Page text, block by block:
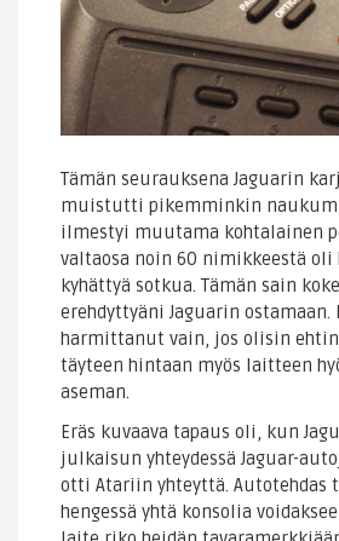
Tämän seurauksena Jaguarin
muistutti pikemminkin
ilmestyi muutama kohtalainen
valtaosa noin 60 nimikkeestä oli
kyhättyä sotkua. Tämän sain
erehdyttyäni Jaguarin ostamaan.
harmittanut vain, jos olisin
täyteen hintaan myös laitteen
aseman.
Eräs kuvaava tapaus oli, kun
julkaisun yhteydessä Jaguar-
otti Atariin yhteyttä. Autotehdas
hengessä yhtä konsolia